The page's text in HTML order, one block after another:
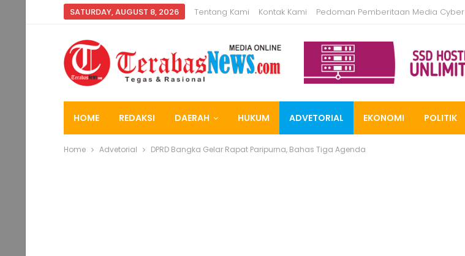
SATURDAY, AUGUST 8, 2026 Tentang Kami Kontak Kami Pedoman Pemberitaan Media Cyber
HOME REDAKSI DAERAH HUKUM ADVETORIAL EKONOMI POLITIK
Home Advetorial DPRD Bangka Gelar Rapat Paripurna, Bahas Tiga Agenda